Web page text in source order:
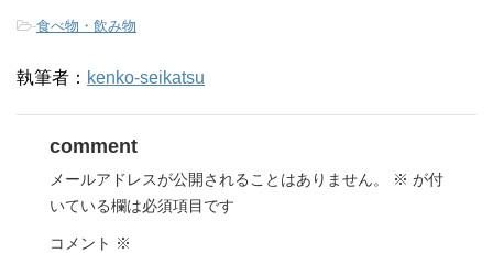
-食べ物・飲み物
執筆者： kenko-seikatsu
comment
メールアドレスが公開されることはありません。 ※ が付
いている欄は必須項目です
コメント ※